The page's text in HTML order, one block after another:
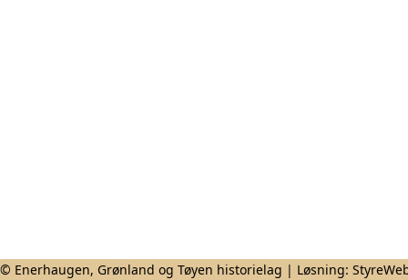
© Enerhaugen, Grønland og Tøyen historielag | Løsning: